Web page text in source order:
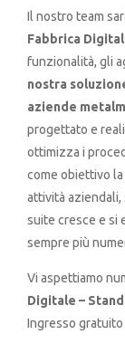
Il nostro team
Fabbrica
funzionalità, gli
nostra
aziende
progettato e
ottimizza i
come obiettivo
attività aziendali,
suite cresce e si
sempre più
Vi aspettiamo
Digitale – Stand
Ingresso